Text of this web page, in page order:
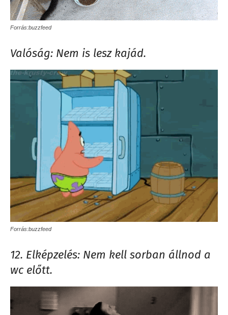
Forrás:buzzfeed
Valóság: Nem is lesz kajád.
Forrás:buzzfeed
12. Elképzelés: Nem kell sorban állnod a
wc előtt.